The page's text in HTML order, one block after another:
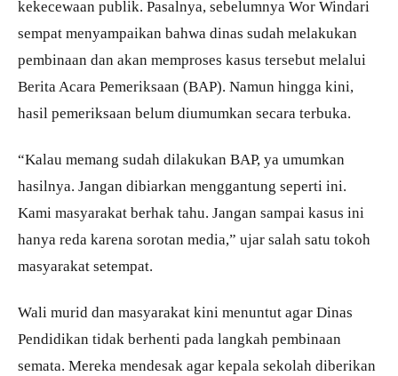
kekecewaan publik. Pasalnya, sebelumnya Wor Windari
sempat menyampaikan bahwa dinas sudah melakukan
pembinaan dan akan memproses kasus tersebut melalui
Berita Acara Pemeriksaan (BAP). Namun hingga kini,
hasil pemeriksaan belum diumumkan secara terbuka.
“Kalau memang sudah dilakukan BAP, ya umumkan
hasilnya. Jangan dibiarkan menggantung seperti ini.
Kami masyarakat berhak tahu. Jangan sampai kasus ini
hanya reda karena sorotan media,” ujar salah satu tokoh
masyarakat setempat.
Wali murid dan masyarakat kini menuntut agar Dinas
Pendidikan tidak berhenti pada langkah pembinaan
semata. Mereka mendesak agar kepala sekolah diberikan